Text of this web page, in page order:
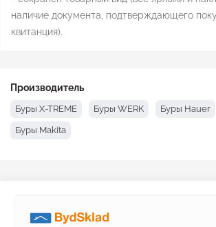
наличие документа, подтверждающего
квитанция).
Производитель
Буры X-TREME Буры WERK Буры Hauer
Буры Makita